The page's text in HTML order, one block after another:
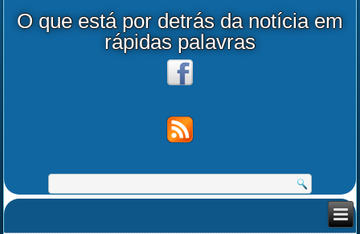
O que está por detrás da notícia em
rápidas palavras